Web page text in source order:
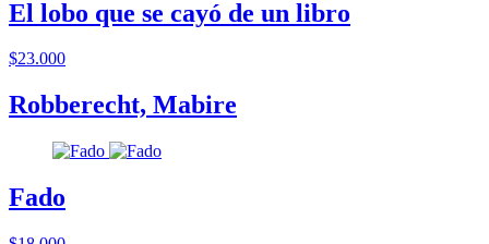
El lobo que se cayó de un libro
$23.000
Robberecht, Mabire
Fado